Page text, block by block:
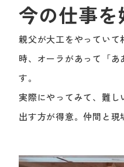
今の仕事を
親父が大工をやってい
時、オーラがあって「
す。
実際にやってみて、難
出す方が得意。仲間と現